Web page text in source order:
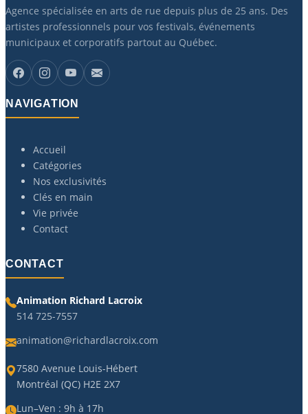
Agence spécialisée en arts de rue depuis plus de 25 ans. Des
artistes professionnels pour vos festivals, événements
municipaux et corporatifs partout au Québec.
NAVIGATION
Accueil
Catégories
Nos exclusivités
Clés en main
Vie privée
Contact
CONTACT
Animation Richard Lacroix
514 725-7557
animation@richardlacroix.com
7580 Avenue Louis-Hébert
Montréal (QC) H2E 2X7
Lun–Ven : 9h à 17h